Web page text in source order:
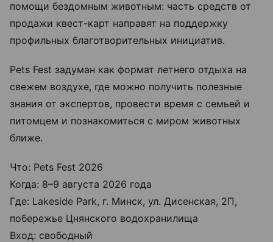
помощи бездомным животным: часть средств от
продажи квест-карт направят на поддержку
профильных благотворительных инициатив.
Pets Fest задуман как формат летнего отдыха на
свежем воздухе, где можно получить полезные
знания от экспертов, провести время с семьей и
питомцем и познакомиться с миром животных
ближе.
Что: Pets Fest 2026
Когда: 8–9 августа 2026 года
Где: Lakeside Park, г. Минск, ул. Дисенская, 2П,
побережье Цнянского водохранилища
Вход: свободный